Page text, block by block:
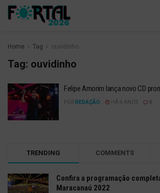
Home Tag ouvidinho
Tag: ouvidinho
Felipe Amorim lança novo CD
POR REDAÇÃO HÁ 4 ANOS
TRENDING COMMENTS
Confira a programação
Maracanaú 2022